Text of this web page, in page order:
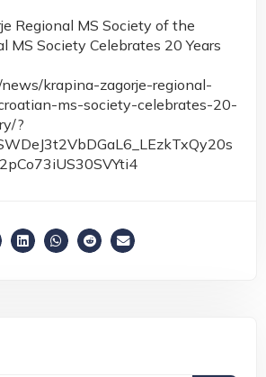
krapina-zagorje-regional-
ms-society-celebrates-20-
?